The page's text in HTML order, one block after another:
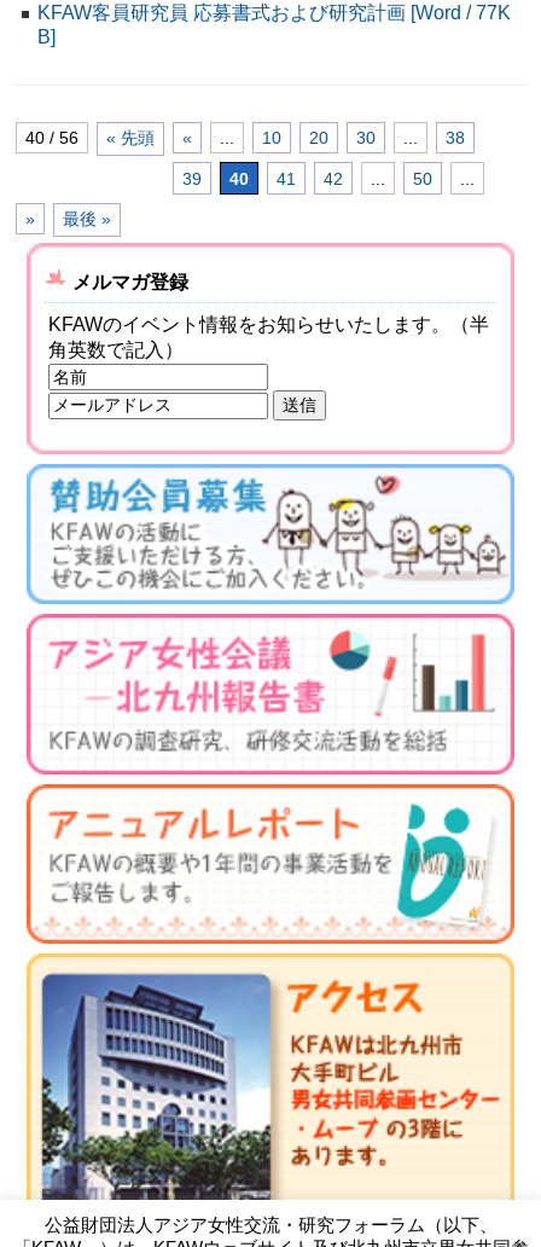
KFAW客員研究員 応募書式および研究計画 [Word / 77K
B]
40 / 56 « 先頭 « 10 20 30 38
39 40 41 42 50
» 最後 »
メルマガ登録
KFAWのイベント情報をお知らせいたします。（半
角英数で記入）
公益財団法人アジア女性交流・研究フォーラム（以下、